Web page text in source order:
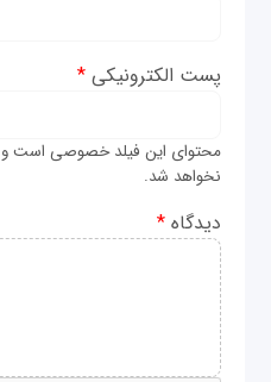
پست الکترونیکی*
محتوای این فیلد خصوصی است
نخواهد شد.
دیدگاه*